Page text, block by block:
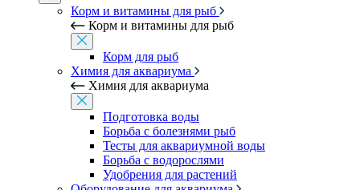
Корм и витамины для рыб
Корм и витамины для рыб
Корм для рыб
Химия для аквариума
Химия для аквариума
Подготовка воды
Борьба с болезнями рыб
Тесты для аквариумной воды
Борьба с водорослями
Удобрения для растений